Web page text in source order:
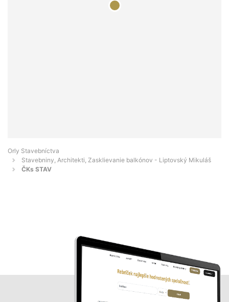
Orly Stavebníctva
Stavebniny, Architekti, Zasklievanie balkónov - Liptovský Mikuláš
ČKs STAV